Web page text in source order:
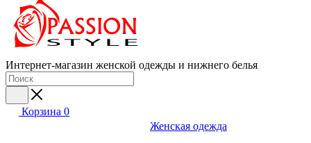
Интернет-магазин женской одежды и нижнего белья
Корзина 0
Женская одежда